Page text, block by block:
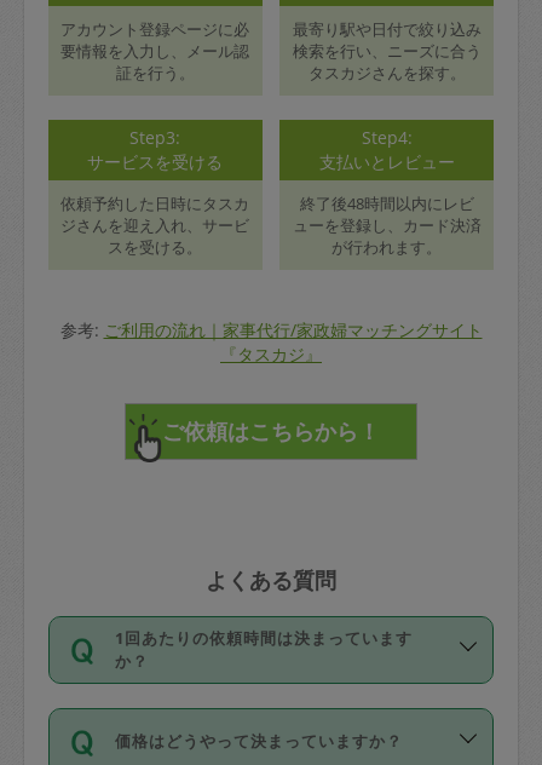
アカウント登録ページに必
要情報を入力し、メール認
証を行う。
最寄り駅や日付で絞り込み
検索を行い、ニーズに合う
タスカジさんを探す。
Step3:
サービスを受ける
依頼予約した日時にタスカ
ジさんを迎え入れ、サービ
スを受ける。
Step4:
支払いとレビュー
終了後48時間以内にレビ
ューを登録し、カード決済
が行われます。
参考: ご利用の流れ｜家事代行/家政婦マッチングサイト
『タスカジ』
よくある質問
1回あたりの依頼時間は決まっています
か？
依頼1回につき3時間固定です。3時間を
超えて依頼したい場合は、延長機能をご
価格はどうやって決まっていますか？